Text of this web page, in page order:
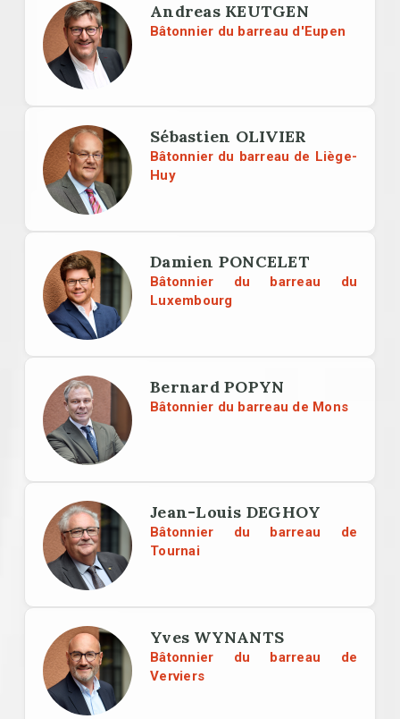
Andreas KEUTGEN
Bâtonnier du barreau d'Eupen
Sébastien OLIVIER
Bâtonnier du barreau de Liège-
Huy
Damien PONCELET
Bâtonnier du barreau du
Luxembourg
Bernard POPYN
Bâtonnier du barreau de Mons
Jean-Louis DEGHOY
Bâtonnier du barreau de
Tournai
Yves WYNANTS
Bâtonnier du barreau de
Verviers